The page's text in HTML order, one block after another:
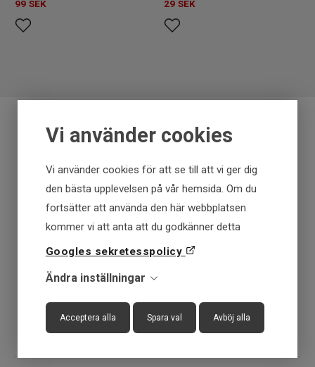
Vi använder cookies
Vi använder cookies för att se till att vi ger dig
den bästa upplevelsen på vår hemsida. Om du
fortsätter att använda den här webbplatsen
kommer vi att anta att du godkänner detta
Googles sekretesspolicy
Ändra inställningar
Acceptera alla Spara val Avböj alla
99 SEK 29 SEK
Fraktfritt över 699 kr
Få först - Betala senare
Snabba leveranser
Fysisk butik